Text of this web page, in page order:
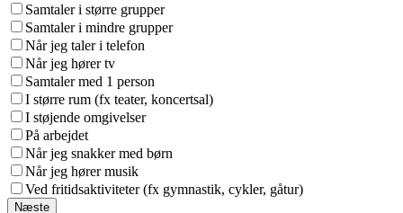
Samtaler i større grupper
Samtaler i mindre grupper
Når jeg taler i telefon
Når jeg hører tv
Samtaler med 1 person
I større rum (fx teater, koncertsal)
I støjende omgivelser
På arbejdet
Når jeg snakker med børn
Når jeg hører musik
Ved fritidsaktiviteter (fx gymnastik, cykler, gåtur)
Næste